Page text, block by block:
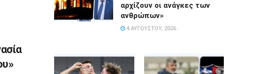
αρχίζουν οι ανάγκες των
ανθρώπων»
4 ΑΥΓΟΎΣΤΟΥ, 2026